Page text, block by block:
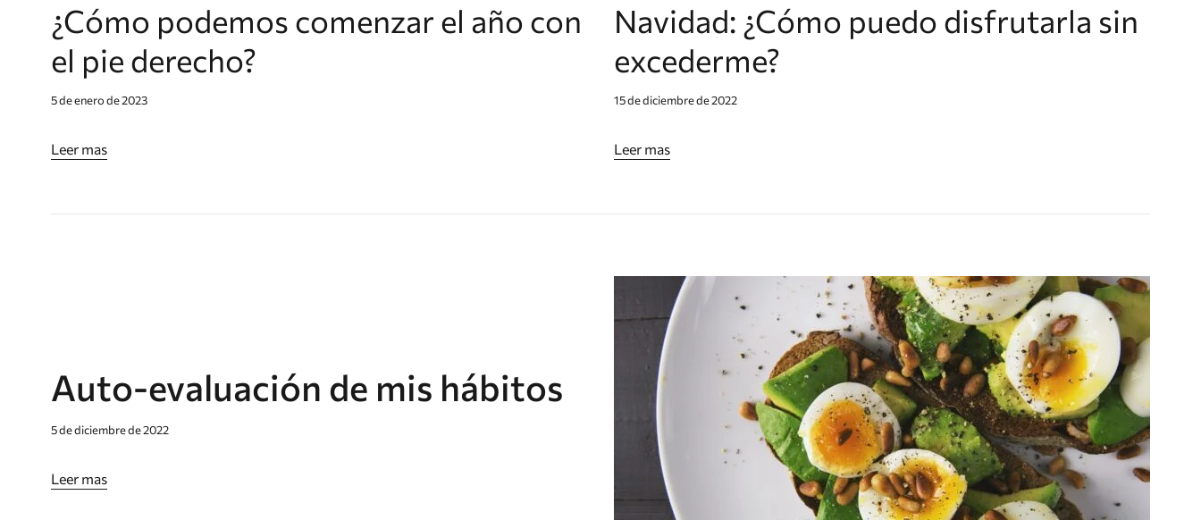
¿Cómo podemos comenzar el año con
el pie derecho?
5 de enero de 2023
Leer mas
Navidad: ¿Cómo puedo disfrutarla sin
excederme?
15 de diciembre de 2022
Leer mas
Auto-evaluación de mis hábitos
5 de diciembre de 2022
Leer mas